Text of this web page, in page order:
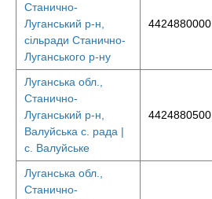
Станично-
Луганський р-н,
сільради Станично-
Луганського р-ну
4424880000
Луганська обл.,
Станично-
Луганський р-н,
Валуйська с. рада |
с. Валуйське
4424880500
Луганська обл.,
Станично-